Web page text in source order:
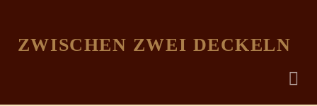
ZWISCHEN ZWEI DECKELN